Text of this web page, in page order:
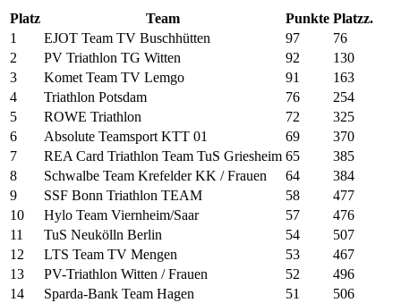
Platz Team Punkte Platzz.
1
EJOT Team TV Buschhütten 97
76
2
PV Triathlon TG Witten 92
130
3
Komet Team TV Lemgo 91
163
4
Triathlon Potsdam 76
254
5
ROWE Triathlon 72
325
6
Absolute Teamsport KTT 01 69
370
7
REA Card Triathlon Team TuS Griesheim 65
385
8
Schwalbe Team Krefelder KK / Frauen 64
384
9
SSF Bonn Triathlon TEAM 58
477
10
Hylo Team Viernheim/Saar 57
476
11
TuS Neukölln Berlin 54
507
12
LTS Team TV Mengen 53
467
13
PV-Triathlon Witten / Frauen 52
496
14
Sparda-Bank Team Hagen 51 506